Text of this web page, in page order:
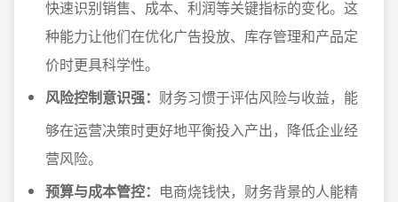
快速识别销售、成本、利润等关键指标的变化。这
种能力让他们在优化广告投放、库存管理和产品定
价时更具科学性。
风险控制意识强： 财务习惯于评估风险与收益，能
够在运营决策时更好地平衡投入产出，降低企业经
营风险。
预算与成本管控： 电商烧钱快，财务背景的人能精